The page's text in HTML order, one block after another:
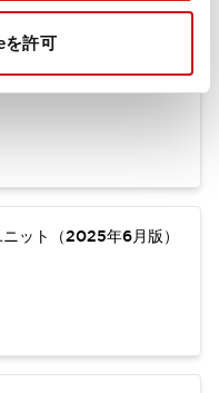
を許可
ット（2025年6月版）